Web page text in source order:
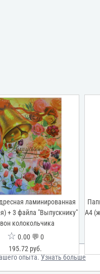
ламинированная
+ 3 файла "Выпускнику"
колокольчика
☆ 0.00 💬 0
195.72 руб.
А4
опыта.Узнать больше